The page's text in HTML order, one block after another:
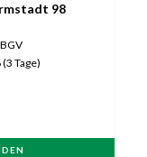
98
Tage)